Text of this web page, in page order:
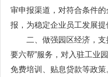
审申报渠道，对符合条件
报，为稳定企业员工发展提
二、做强园区经济，
要六帮”服务，对入驻工业
免费培训、贴息贷款等政